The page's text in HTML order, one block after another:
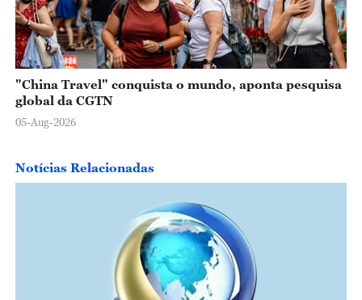
"China Travel" conquista o mundo, aponta pesquisa
global da CGTN
05-Aug-2026
Notícias Relacionadas